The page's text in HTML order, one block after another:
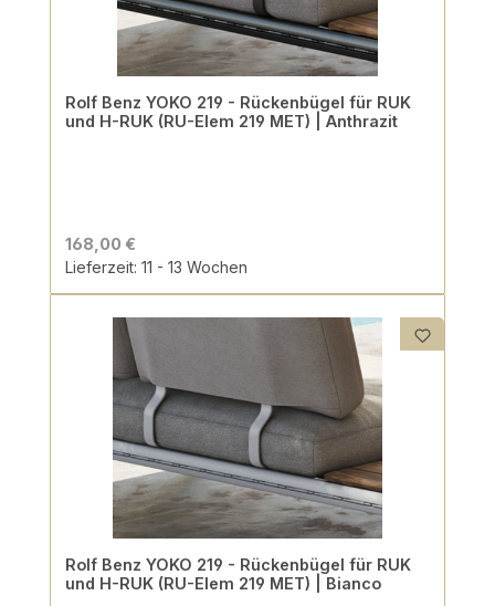
Rolf Benz YOKO 219 - Rückenbügel für RUK
und H-RUK (RU-Elem 219 MET) | Anthrazit
168,00 €
Lieferzeit: 11 - 13 Wochen
Rolf Benz YOKO 219 - Rückenbügel für RUK
und H-RUK (RU-Elem 219 MET) | Bianco